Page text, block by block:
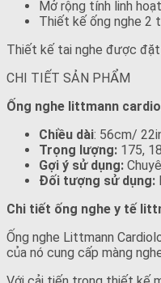
Mở rộng tính linh
Thiết kế ống nghe 2
Thiết kế tai nghe được đặt
CHI TIẾT SẢN PHẨM
Ống nghe littmann
Chiều dài: 56cm/
Trọng lượng: 175,
Gợi ý sử dụng:
Đối tượng sử dụng:
Chi tiết ống nghe y tế
Ống nghe Littmann
của nó cung cấp màng